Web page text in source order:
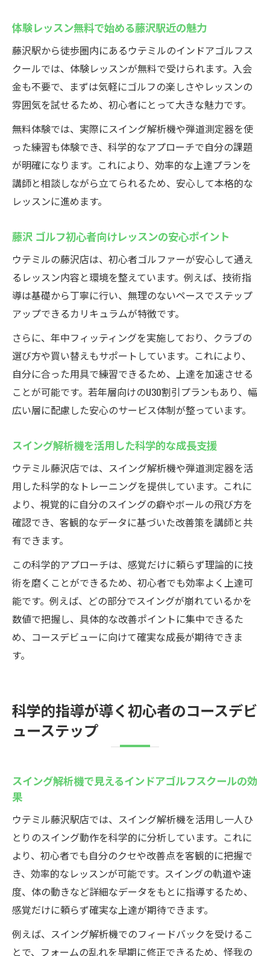
道具レンタルも完備！気軽に始める室内ゴルフ
練習
クラブやシューズ無料レンタルで手ぶら体
験
インドアゴルフスクールで気軽に始めるコ
ツ
体験レッスンが無料で初心者安心のスター
ト
道具がなくても始められる室内ゴルフの魅
力
説
仕事帰りにも通いやすい快適なレッスン環境ウ
テミル
藤沢駅近のインドアゴルフスクールで通い
やすさ実感
仕事帰りに続けやすいレッスン時間の柔軟
性
女性や初心者も安心の快適な空間づくり
無料体験で生活リズムに合うか確認できる
定額制やU30割引など継続支援プランも充実
ゴルフデビュー初心者も自信を持てる理由
サポート
基礎からルールまで丁寧に指導する安心感
初めてでも失敗しにくい練習環境の特徴
コースデビューを見据えた実践型レッスン
内容
カルテ管理や動画添削による成長の見える
化
体験レッスン無料で始める藤沢駅近の魅力
藤沢駅から徒歩圏内にあるウテミルのインドアゴルフス
クールでは、体験レッスンが無料で受けられます。入会
金も不要で、まずは気軽にゴルフの楽しさやレッスンの
雰囲気を試せるため、初心者にとって大きな魅力です。
無料体験では、実際にスイング解析機や弾道測定器を使
った練習も体験でき、科学的なアプローチで自分の課題
が明確になります。これにより、効率的な上達プランを
講師と相談しながら立てられるため、安心して本格的な
レッスンに進めます。
藤沢 ゴルフ初心者向けレッスンの安心ポイント
ウテミルの藤沢店は、初心者ゴルファーが安心して通え
るレッスン内容と環境を整えています。例えば、技術指
導は基礎から丁寧に行い、無理のないペースでステップ
アップできるカリキュラムが特徴です。
さらに、年中フィッティングを実施しており、クラブの
選び方や買い替えもサポートしています。これにより、
自分に合った用具で練習できるため、上達を加速させる
ことが可能です。若年層向けのU30割引プランもあり、幅
広い層に配慮した安心のサービス体制が整っています。
スイング解析機を活用した科学的な成長支援
ウテミル藤沢店では、スイング解析機や弾道測定器を活
用した科学的なトレーニングを提供しています。これに
より、視覚的に自分のスイングの癖やボールの飛び方を
確認でき、客観的なデータに基づいた改善策を講師と共
有できます。
この科学的アプローチは、感覚だけに頼らず理論的に技
術を磨くことができるため、初心者でも効率よく上達可
能です。例えば、どの部分でスイングが崩れているかを
数値で把握し、具体的な改善ポイントに集中できるた
め、コースデビューに向けて確実な成長が期待できま
す。
科学的指導が導く初心者のコースデビ
ューステップ
スイング解析機で見えるインドアゴルフスクールの効
果
ウテミル藤沢駅店では、スイング解析機を活用し一人ひ
とりのスイング動作を科学的に分析しています。これに
より、初心者でも自分のクセや改善点を客観的に把握で
き、効率的なレッスンが可能です。スイングの軌道や速
度、体の動きなど詳細なデータをもとに指導するため、
感覚だけに頼らず確実な上達が期待できます。
例えば、スイング解析機でのフィードバックを受けるこ
とで、フォームの乱れを早期に修正できるため、怪我の